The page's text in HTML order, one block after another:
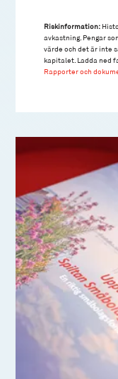
Riskinformation:
avkastning. Pengar
värde och det är inte
kapitalet. Ladda ned
Rapporter och